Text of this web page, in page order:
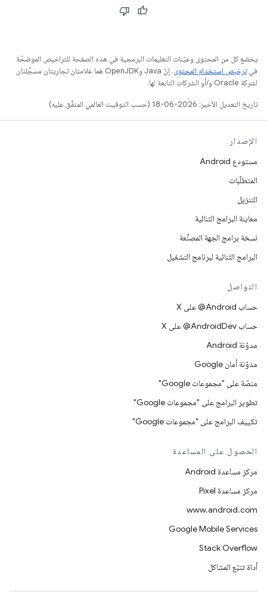
يخضع كل من المحتوى وعيّنات التعليمات البرمجية في هذه الصفحة للتراخيص الموضحّة
فيترخيص استخدام المحتوى
. إنّ Java وOpenJDK هما علامتان تجاريتان مسجَّلتان
لشركة Oracle و/أو الشركات التابعة لها.
تاريخ التعديل الأخير: 2026-06-18 (حسب التوقيت العالمي المتفَّق عليه)
الإصدار
مستودع Android
المتطلّبات
التنزيل
معاينة البرامج الثنائية
نسخة برامج الجهة المصنِّعة
البرامج الثنائية لبرنامج التشغيل
التواصل
حساب ‎@Android على X
حساب ‎@AndroidDev على X
مدوّنة Android
مدوّنة أمان Google
منصّة على "مجموعات Google"
تطوير البرامج على "مجموعات Google"
تكييف البرامج على "مجموعات Google"
الحصول على المساعدة
مركز مساعدة Android
مركز مساعدة Pixel
www.android.com
Google Mobile Services
Stack Overflow
أداة تتبّع المشاكل